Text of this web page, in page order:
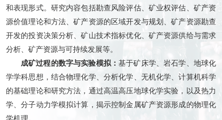
和表现形式。研究内容包括勘查风险评估、矿业权评估、矿产资
源价值理论和方法、矿产资源的区域开发与规划、矿产资源勘查
开发的投资决策分析、矿山技术指标优化、矿产资源供给与需求
分析、矿产资源与可持续发展等。
成矿过程的数字与实验模拟：基于矿床学、岩石学、地球化
学学科思想，结合物理化学、分析化学、无机化学、计算机科学
的基础理论和研究方法，通过高温高压地球化学实验，以及热力
学、分子动力学模拟计算，揭示控制金属矿产资源形成的物理化